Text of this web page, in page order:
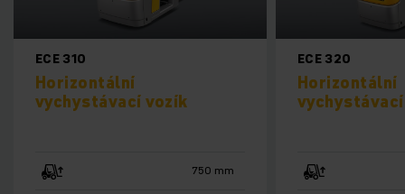
ECE 320
Horizontální
vychystávací vozík
750 mm
EKM 202
Horizontální